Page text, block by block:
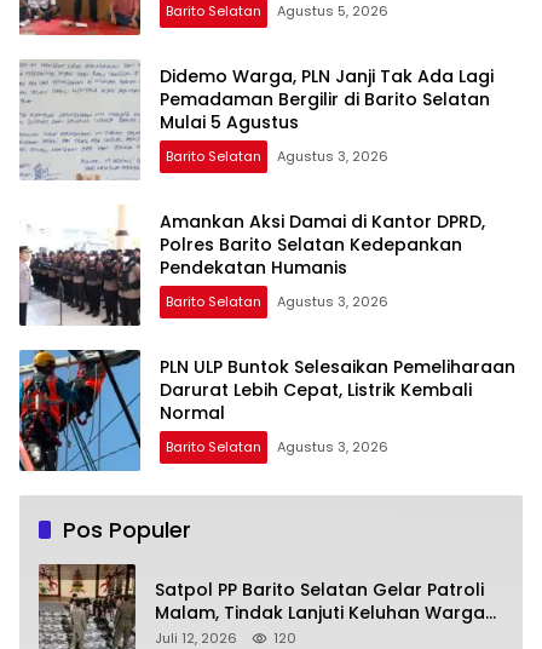
Barito Selatan Agustus 5, 2026
Didemo Warga, PLN Janji Tak Ada Lagi
Pemadaman Bergilir di Barito Selatan
Mulai 5 Agustus
Barito Selatan Agustus 3, 2026
Amankan Aksi Damai di Kantor DPRD,
Polres Barito Selatan Kedepankan
Pendekatan Humanis
Barito Selatan Agustus 3, 2026
PLN ULP Buntok Selesaikan Pemeliharaan
Darurat Lebih Cepat, Listrik Kembali
Normal
Barito Selatan Agustus 3, 2026
Pos Populer
Satpol PP Barito Selatan Gelar Patroli
Malam, Tindak Lanjuti Keluhan Warga
soal Balap Liar dan Remaja Nongkrong
Juli 12, 2026 120